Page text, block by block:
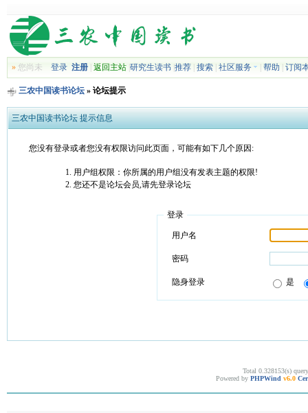
»您尚未 登录 注册| 返回主站| 研究生读书| 推荐| 搜索| 社区服务 帮助 订阅
三农中国读书论坛» 论坛提示
三农中国读书论坛 提示信息
您没有登录或者您没有权限访问此页面，可能有如下几个原因:
用户组权限：你所属的用户组没有发表主题的权限!
您还不是论坛会员,请先登录论坛
登录
用户名
密码
隐身登录 是
Total 0.328153(s)
Powered by PHPWind v6.0